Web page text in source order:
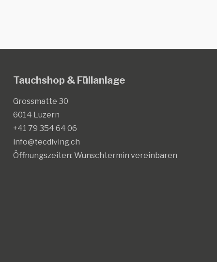
Tauchshop & Füllanlage
Grossmatte 30
6014 Luzern
+41 79 354 64 06
info@tecdiving.ch
Öffnungszeiten: Wunschtermin vereinbaren